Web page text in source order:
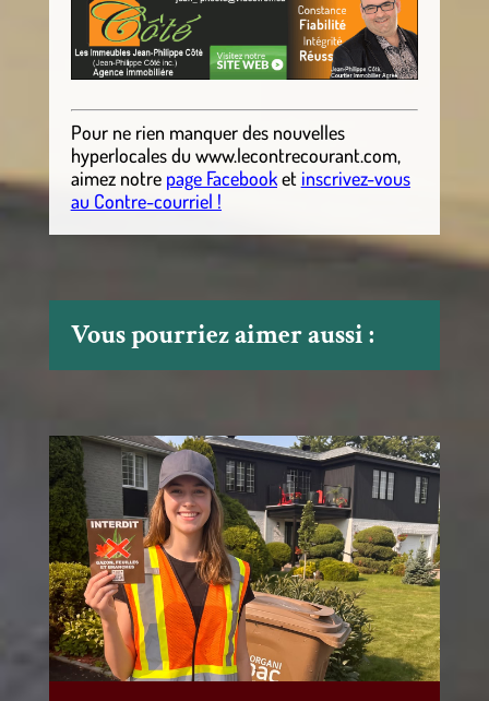
Pour ne rien manquer des nouvelles
hyperlocalesdu www.lecontrecourant.com,
aimez notre page Facebooket inscrivez-vous
au Contre-courriel !
Vous pourriez aimer aussi :